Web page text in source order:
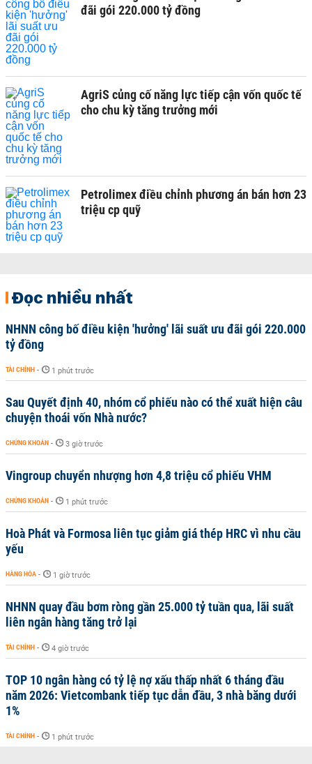
đãi gói 220.000 tỷ đồng
AgriS củng cố năng lực tiếp cận vốn quốc tế
cho chu kỳ tăng trưởng mới
Petrolimex điều chỉnh phương án bán hơn 23
triệu cp quỹ
Đọc nhiều nhất
NHNN công bố điều kiện 'hưởng' lãi suất ưu đãi gói 220.000
tỷ đồng
TÀI CHÍNH - 1 phút trước
Sau Quyết định 40, nhóm cổ phiếu nào có thể xuất hiện câu
chuyện thoái vốn Nhà nước?
CHỨNG KHOÁN - 3 giờ trước
Vingroup chuyển nhượng hơn 4,8 triệu cổ phiếu VHM
CHỨNG KHOÁN - 1 phút trước
Hoà Phát và Formosa liên tục giảm giá thép HRC vì nhu cầu
yếu
HÀNG HÓA - 1 giờ trước
NHNN quay đầu bơm ròng gần 25.000 tỷ tuần qua, lãi suất
liên ngân hàng tăng trở lại
TÀI CHÍNH - 4 giờ trước
TOP 10 ngân hàng có tỷ lệ nợ xấu thấp nhất 6 tháng đầu
năm 2026: Vietcombank tiếp tục dẫn đầu, 3 nhà băng dưới
1%
TÀI CHÍNH - 1 phút trước